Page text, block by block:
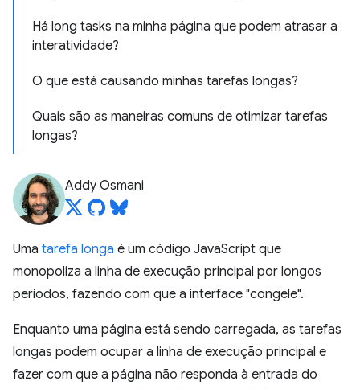
Há long tasks na minha página que podem atrasar a
interatividade?
O que está causando minhas tarefas longas?
Quais são as maneiras comuns de otimizar tarefas
longas?
Addy Osmani
Uma tarefa longa é um código JavaScript que
monopoliza a linha de execução principal por longos
períodos, fazendo com que a interface "congele".
Enquanto uma página está sendo carregada, as tarefas
longas podem ocupar a linha de execução principal e
fazer com que a página não responda à entrada do